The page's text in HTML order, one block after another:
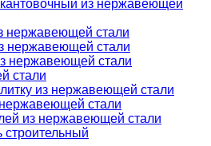
из нержавеющей
нержавеющей стали
нержавеющей стали
нержавеющей стали
стали
из нержавеющей стали
стали
из нержавеющей стали